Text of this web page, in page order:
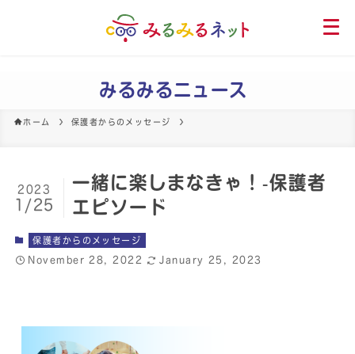
メ
ニ
みるみるニュース
ホーム 保護者からのメッセージ
一緒に楽しまなきゃ！‐保護者
エピソード
2023
1/25
保護者からのメッセージ
November 28, 2022 January 25, 2023